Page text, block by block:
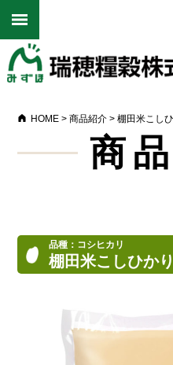
HOME >商品紹介 >棚田米こし
商
品種：コシヒカリ
棚田米こしひかり